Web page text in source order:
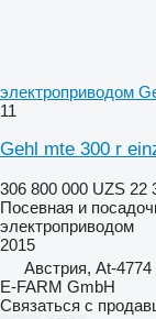
электроприводом
11
Gehl mte 300 r
306 800 000 UZS 22
Посевная и
электроприводом
2015
Австрия, At-
E-FARM GmbH
Связаться с